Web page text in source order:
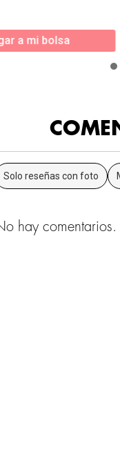
a mi bolsa
Solo reseñas con foto
hay comentarios.